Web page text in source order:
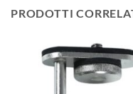
PRODOTTI